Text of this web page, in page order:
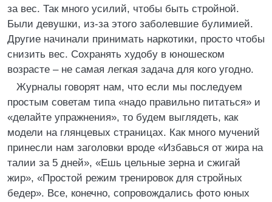
за вес. Так много усилий, чтобы быть стройной.
Были девушки, из-за этого заболевшие булимией.
Другие начинали принимать наркотики, просто чтобы
снизить вес. Сохранять худобу в юношеском
возрасте – не самая легкая задача для кого угодно.
Журналы говорят нам, что если мы последуем
простым советам типа «надо правильно питаться» и
«делайте упражнения», то будем выглядеть, как
модели на глянцевых страницах. Как много мучений
принесли нам заголовки вроде «Избавься от жира на
талии за 5 дней», «Ешь цельные зерна и сжигай
жир», «Простой режим тренировок для стройных
бедер». Все, конечно, сопровождались фото юных